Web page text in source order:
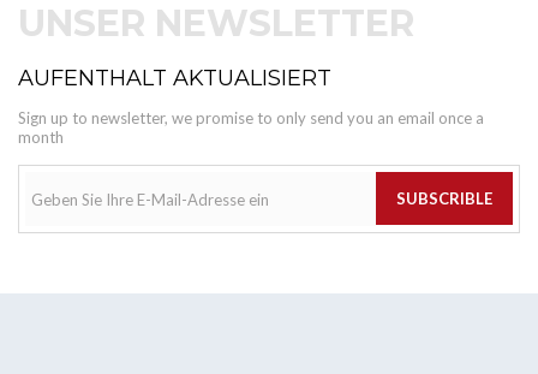
UNSER NEWSLETTER
AUFENTHALT AKTUALISIERT
Sign up to newsletter, we promise to only send you an email once a
month
SUBSCRIBLE